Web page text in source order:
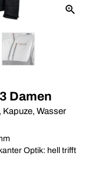
Damen
Kapuze, Wasser
Optik: hell trifft